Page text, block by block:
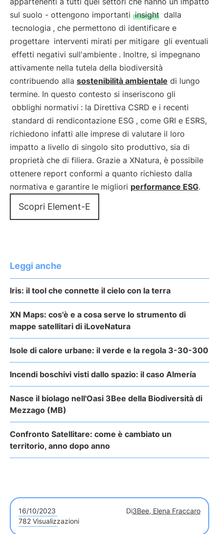
sul suolo - ottengono importanti insight dalla
tecnologia , che permettono di identificare e
progettare interventi mirati per mitigare gli eventuali
effetti negativi sull'ambiente . Inoltre, si impegnano
attivamente nella tutela della biodiversità
contribuendo alla sostenibilità ambientale di lungo
termine. In questo contesto si inseriscono gli
obblighi normativi : la Direttiva CSRD e i recenti
standard di rendicontazione ESG , come GRI e ESRS,
richiedono infatti alle imprese di valutare il loro
impatto a livello di singolo sito produttivo, sia di
proprietà che di filiera. Grazie a XNatura, è possibile
ottenere report conformi a quanto richiesto dalla
normativa e garantire le migliori performance ESG.
Scopri Element-E
Leggi anche
Iris: il tool che connette il cielo con la terra
XN Maps: cos'è e a cosa serve lo strumento di
mappe satellitari di iLoveNatura
Isole di calore urbane: il verde e la regola 3-30-300
Incendi boschivi visti dallo spazio: il caso Almería
Nasce il biolago nell'Oasi 3Bee della Biodiversità di
Mezzago (MB)
Confronto Satellitare: come è cambiato un
territorio, anno dopo anno
16/10/2023 Di3Bee, Elena Fraccaro
782 Visualizzazioni